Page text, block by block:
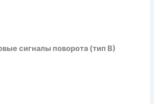
сигналы поворота (тип В)